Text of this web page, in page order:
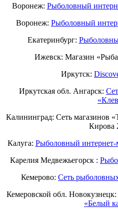
Воронеж: Рыболовный
Воронеж: Рыболовный
Екатеринбург:
Ижевск: Магазин
Иркутск:
Иркутская обл. Ангарск:
Калининград: Сеть магазинов
Кирова
Калуга: Рыболовный интернет-
Карелия Медвежьегорск :
Кемерово: Сеть
Кемеровской обл. Новокузнецк:
«Белый